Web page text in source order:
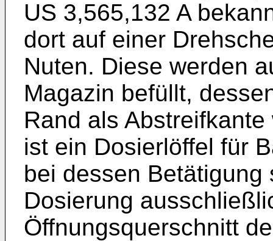
US 3,565,132 A
dort auf einer
Nuten. Diese werden
Magazin befüllt,
Rand als
ist ein Dosierlöffel für
bei dessen
Dosierung
Öffnungsquerschnitt